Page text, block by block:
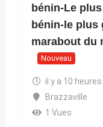
bénin-Le
bénin-le plus
marabout du
Nouveau
il y a 10 heures
Brazzaville
1 Vues